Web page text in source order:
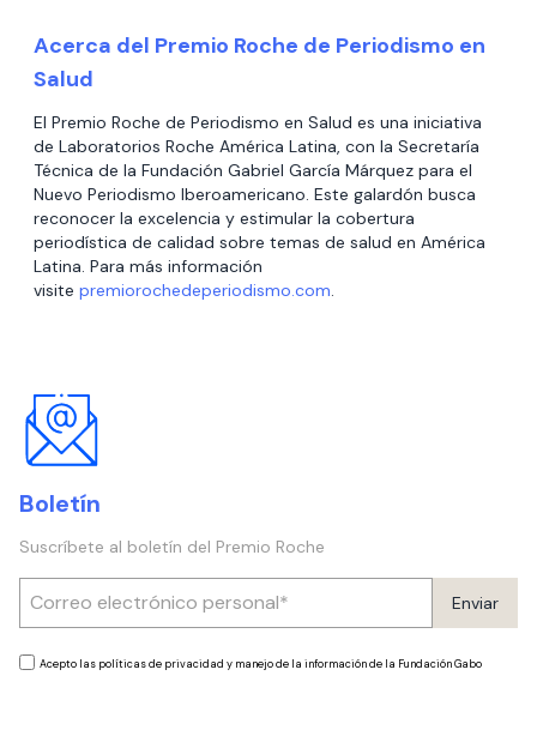
Acerca del Premio Roche de Periodismo en
Salud
El Premio Roche de Periodismo en Salud es una iniciativa
de Laboratorios Roche América Latina, con la Secretaría
Técnica de la Fundación Gabriel García Márquez para el
Nuevo Periodismo Iberoamericano. Este galardón busca
reconocer la excelencia y estimular la cobertura
periodística de calidad sobre temas de salud en América
Latina. Para más información
visite premiorochedeperiodismo.com.
Boletín
Suscríbete al boletín del Premio Roche
Enviar
Acepto las políticas de privacidad y manejo de la información de la Fundación Gabo